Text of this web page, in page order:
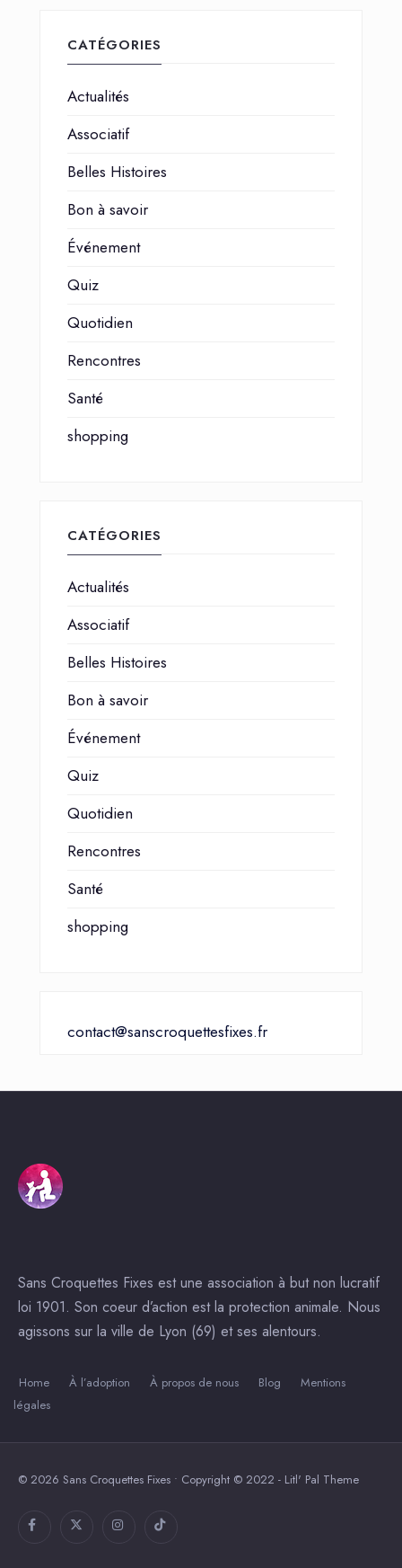
CATÉGORIES
Actualités
Associatif
Belles Histoires
Bon à savoir
Événement
Quiz
Quotidien
Rencontres
Santé
shopping
CATÉGORIES
Actualités
Associatif
Belles Histoires
Bon à savoir
Événement
Quiz
Quotidien
Rencontres
Santé
shopping
contact@sanscroquettesfixes.fr
Sans Croquettes Fixes est une association à but non lucratif
loi 1901. Son coeur d’action est la protection animale. Nous
agissons sur la ville de Lyon (69) et ses alentours.
Home À l’adoption À propos de nous Blog
Mentions
légales
© 2026 Sans Croquettes Fixes • Copyright © 2022 - Litl' Pal Theme